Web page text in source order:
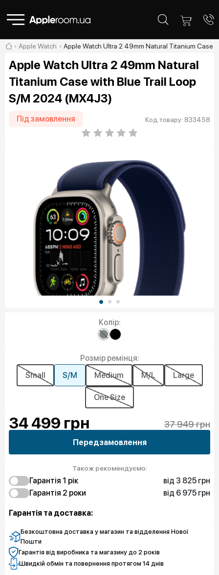
Apple Watch Apple Watch Ultra 2 49mm Natural Titanium Case
Apple Watch Ultra 2 49mm Natural
Titanium Case with Blue Trail Loop
S/M 2024 (MX4J3)
Під замовлення Код товару: 833458
Колір:
Розмір ремінця:
Small
S/M Medium M/L Large
One Size
34 499 грн 37 949 грн
Передзамовлення
Також рекомендуємо:
Гарантія 1 рiк
від 3 825 грн
Захист екрану
3 825 грн
Гарантія 2 роки
від 6 975 грн
Гарантія та доставка:
Безкоштовна доставка у магазин та відделення Нової
Пошти
Гарантія від виробника та магазину до 2 років
Швидкій обмін та повернення протягом 14 днів